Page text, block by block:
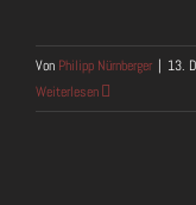
Von Philipp Nürnberger | 13.
Weiterlesen